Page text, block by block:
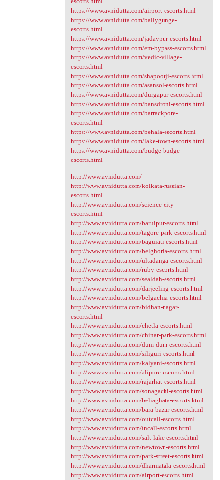
https://www.avnidutta.com/airport-escorts.html
https://www.avnidutta.com/ballygunge-
escorts.html
https://www.avnidutta.com/jadavpur-escorts.html
https://www.avnidutta.com/em-bypass-escorts.html
https://www.avnidutta.com/vedic-village-
escorts.html
https://www.avnidutta.com/shapoorji-escorts.html
https://www.avnidutta.com/asansol-escorts.html
https://www.avnidutta.com/durgapur-escorts.html
https://www.avnidutta.com/bansdroni-escorts.html
https://www.avnidutta.com/barrackpore-
escorts.html
https://www.avnidutta.com/behala-escorts.html
https://www.avnidutta.com/lake-town-escorts.html
https://www.avnidutta.com/budge-budge-
escorts.html
http://www.avnidutta.com/
http://www.avnidutta.com/kolkata-russian-
escorts.html
http://www.avnidutta.com/science-city-
escorts.html
http://www.avnidutta.com/baruipur-escorts.html
http://www.avnidutta.com/tagore-park-escorts.html
http://www.avnidutta.com/baguiati-escorts.html
http://www.avnidutta.com/belghoria-escorts.html
http://www.avnidutta.com/ultadanga-escorts.html
http://www.avnidutta.com/ruby-escorts.html
http://www.avnidutta.com/sealdah-escorts.html
http://www.avnidutta.com/darjeeling-escorts.html
http://www.avnidutta.com/belgachia-escorts.html
http://www.avnidutta.com/bidhan-nagar-
escorts.html
http://www.avnidutta.com/chetla-escorts.html
http://www.avnidutta.com/chinar-park-escorts.html
http://www.avnidutta.com/dum-dum-escorts.html
http://www.avnidutta.com/siliguri-escorts.html
http://www.avnidutta.com/kalyani-escorts.html
http://www.avnidutta.com/alipore-escorts.html
http://www.avnidutta.com/rajarhat-escorts.html
http://www.avnidutta.com/sonagachi-escorts.html
http://www.avnidutta.com/beliaghata-escorts.html
http://www.avnidutta.com/bara-bazar-escorts.html
http://www.avnidutta.com/outcall-escorts.html
http://www.avnidutta.com/incall-escorts.html
http://www.avnidutta.com/salt-lake-escorts.html
http://www.avnidutta.com/newtown-escorts.html
http://www.avnidutta.com/park-street-escorts.html
http://www.avnidutta.com/dharmatala-escorts.html
http://www.avnidutta.com/airport-escorts.html